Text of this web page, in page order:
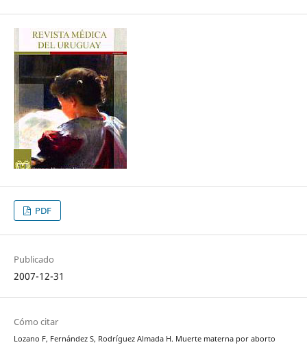
PDF
Publicado
2007-12-31
Cómo citar
Lozano F, Fernández S, Rodríguez Almada H. Muerte materna por aborto